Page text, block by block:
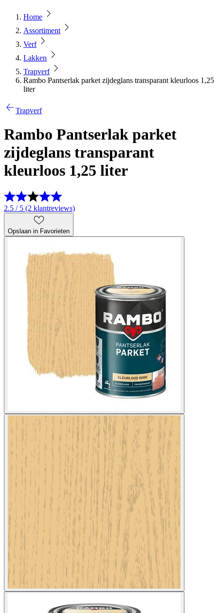
Home
Assortiment
Verf
Lakken
Trapverf
Rambo Pantserlak parket zijdeglans transparant kleurloos 1,25
liter
Trapverf
Rambo Pantserlak parket
zijdeglans transparant
kleurloos 1,25 liter
2.5 / 5 (2 klantreviews)
Opslaan in Favorieten